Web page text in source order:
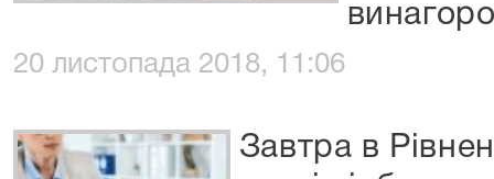
20 листопада 2018, 11:06
Завтра в